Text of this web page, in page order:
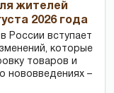
жителей
2026 года
России вступает
которые
товаров и
нововведениях –